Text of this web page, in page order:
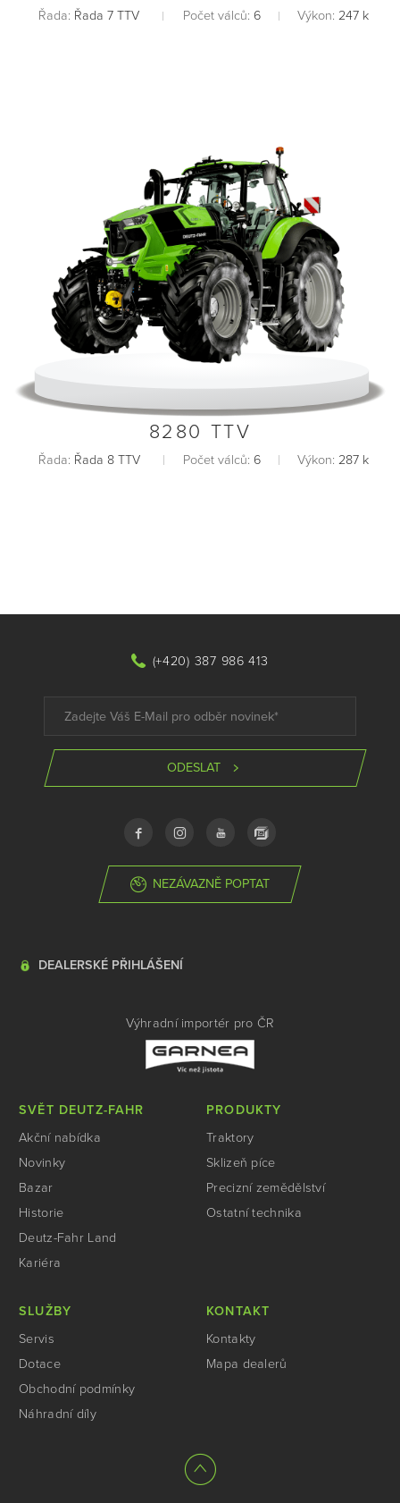
Řada: Řada 7 TTV Počet válců: 6 Výkon: 247 k
8280 TTV
Řada: Řada 8 TTV Počet válců: 6 Výkon: 287 k
(+420) 387 986 413
ODESLAT
NEZÁVAZNĚ POPTAT
DEALERSKÉ PŘIHLÁŠENÍ
Výhradní importér pro ČR
SVĚT DEUTZ-FAHR
Akční nabídka
Novinky
Bazar
Historie
Deutz-Fahr Land
Kariéra
PRODUKTY
Traktory
Sklizeň píce
Precizní zemědělství
Ostatní technika
SLUŽBY
Servis
Dotace
Obchodní podmínky
Náhradní díly
KONTAKT
Kontakty
Mapa dealerů